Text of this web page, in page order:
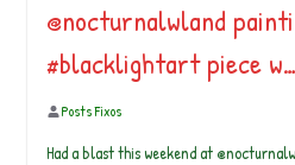
@nocturnalwland
#blacklightart piece w…
Posts Fixos
Had a blast this weekend at